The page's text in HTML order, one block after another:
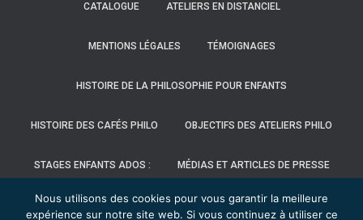
CATALOGUE ATELIERS EN DISTANCIEL
MENTIONS LÉGALES TÉMOIGNAGES
HISTOIRE DE LA PHILOSOPHIE POUR ENFANTS
HISTOIRE DES CAFÉS PHILO OBJECTIFS DES ATELIERS PHILO
STAGES ENFANTS ADOS : MÉDIAS ET ARTICLES DE PRESSE
LIENS ET PARTENAIRES CONTACT/DEVIS LE DISPOSITIF
Nous utilisons des cookies pour vous garantir la meilleure
expérience sur notre site web. Si vous continuez à utiliser ce